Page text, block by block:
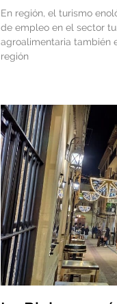
En región, el turismo
de empleo en el sector
agroalimentaria también
región